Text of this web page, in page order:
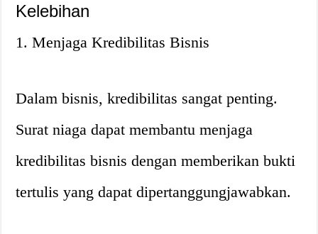
Kelebihan
1. Menjaga Kredibilitas Bisnis
Dalam bisnis, kredibilitas sangat penting.
Surat niaga dapat membantu menjaga
kredibilitas bisnis dengan memberikan bukti
tertulis yang dapat dipertanggungjawabkan.